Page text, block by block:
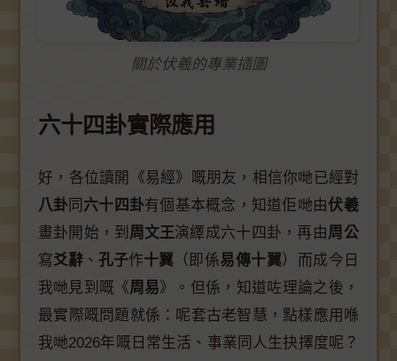
關於伏羲的專業插圖
六十四卦實際應用
好，各位讀開《易經》嘅朋友，相信你哋已經對
八卦 同 六十四卦有個基本概念，知道佢哋由伏羲
畫卦開始，到 周文王演繹成六十四卦，再由周公
寫爻辭 、 孔子作十翼 （即係易傳十翼）而成今日
我哋見到嘅《周易》。但係，知道咗理論之後，
最實際嘅問題就係：呢套古老智慧，點樣應用喺
我哋2026年嘅日常生活、事業同人生抉擇度呢？